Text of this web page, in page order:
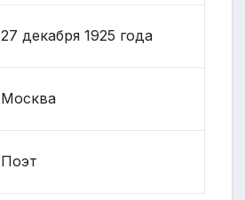
27 декабря 1925 года
Москва
Поэт